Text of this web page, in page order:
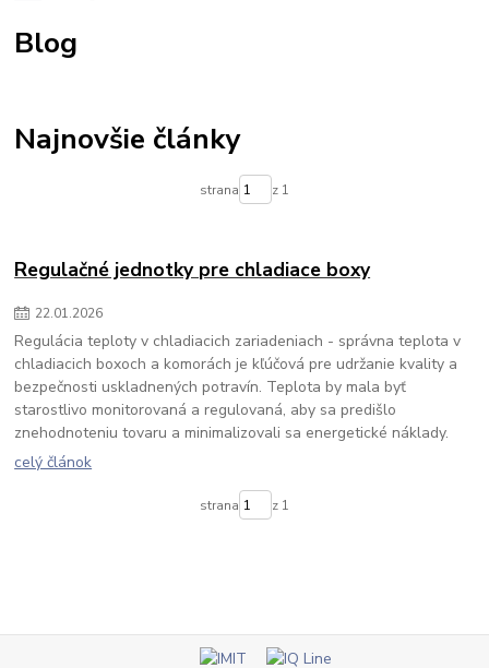
regulácia kúrenia
alarm unikajúceho plynu
alarm unikajúcehu chladiva
detegovanie uniku chladiva
regulácia teploty v chladiacich komorach
EWRC regulatory
Rozvádzač
Blog
Najnovšie články
strana z 1
Regulačné jednotky pre chladiace boxy
22.01.2026
Regulácia teploty v chladiacich zariadeniach - správna teplota v
chladiacich boxoch a komorách je kľúčová pre udržanie kvality a
bezpečnosti uskladnených potravín. Teplota by mala byť
starostlivo monitorovaná a regulovaná, aby sa predišlo
znehodnoteniu tovaru a minimalizovali sa energetické náklady.
celý článok
strana z 1